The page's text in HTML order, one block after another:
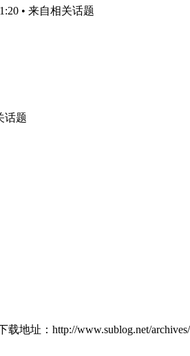
• 来自相关话题
话题
地址：http://www.sublog.net/